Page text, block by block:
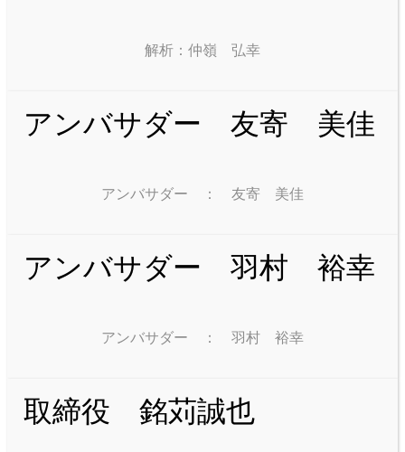
解析：仲嶺 弘幸
アンバサダー 友寄 美佳
アンバサダー ： 友寄 美佳
アンバサダー 羽村 裕幸
アンバサダー ： 羽村 裕幸
取締役 銘苅誠也